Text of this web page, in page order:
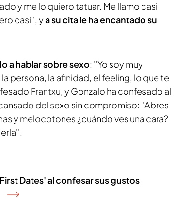
y me lo quiero tatuar. Me llamo casi
casi'', ya su cita le ha encantado su
a hablar sobre sexo: ''Yo soy muy
persona, la afinidad, el feeling, lo que te
Frantxu, y Gonzalo ha confesado al
del sexo sin compromiso: ''Abres
y melocotones ¿cuándo ves una cara?
Dates' al confesar sus gustos